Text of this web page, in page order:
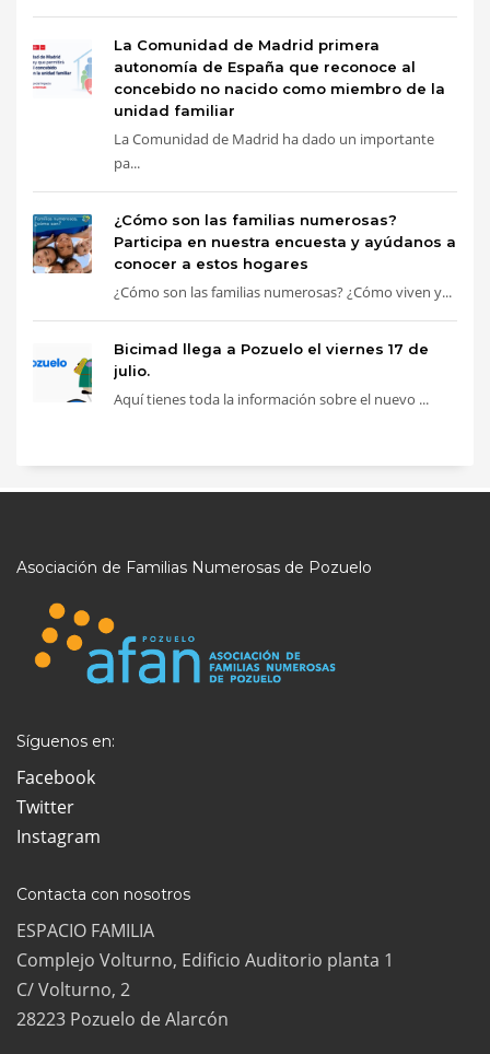
La Comunidad de Madrid primera
autonomía de España que reconoce al
concebido no nacido como miembro de la
unidad familiar
La Comunidad de Madrid ha dado un importante
pa...
¿Cómo son las familias numerosas?
Participa en nuestra encuesta y ayúdanos a
conocer a estos hogares
¿Cómo son las familias numerosas? ¿Cómo viven y...
Bicimad llega a Pozuelo el viernes 17 de
julio.
Aquí tienes toda la información sobre el nuevo ...
Asociación de Familias Numerosas de Pozuelo
Síguenos en:
Facebook
Twitter
Instagram
Contacta con nosotros
ESPACIO FAMILIA
Complejo Volturno, Edificio Auditorio planta 1
C/ Volturno, 2
28223 Pozuelo de Alarcón